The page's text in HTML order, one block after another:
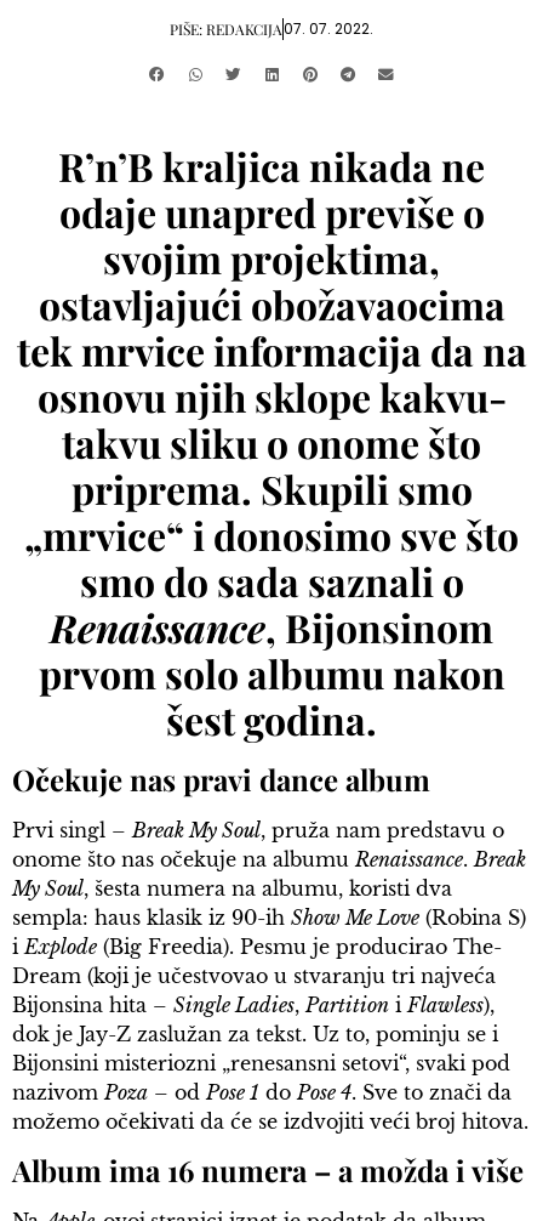
PIŠE:REDAKCIJA07. 07. 2022.
R’n’B kraljica nikada ne
odaje unapred previše o
svojim projektima,
ostavljajući obožavaocima
tek mrvice informacija da na
osnovu njih sklope kakvu-
takvu sliku o onome što
priprema. Skupili smo
„mrvice“ i donosimo sve što
smo do sada saznali o
Renaissance, Bijonsinom
prvom solo albumu nakon
šest godina.
Očekuje nas pravi dance album
Prvi singl – Break My Soul, pruža nam predstavu o
onome što nas očekuje na albumu Renaissance. Break
My Soul, šesta numera na albumu, koristi dva
sempla: haus klasik iz 90-ih Show Me Love (Robina S)
i Explode (Big Freedia). Pesmu je producirao The-
Dream (koji je učestvovao u stvaranju tri najveća
Bijonsina hita – Single Ladies, Partition i Flawless),
dok je Jay-Z zaslužan za tekst. Uz to, pominju se i
Bijonsini misteriozni „renesansni setovi“, svaki pod
nazivom Poza – od Pose 1 do Pose 4. Sve to znači da
možemo očekivati da će se izdvojiti veći broj hitova.
Album ima 16 numera – a možda i više